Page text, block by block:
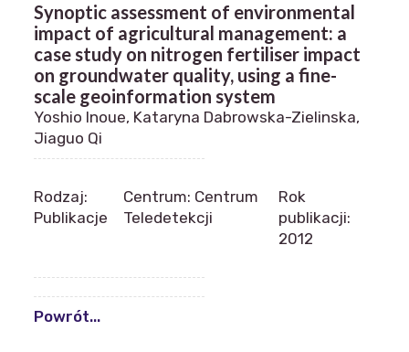
Synoptic assessment of environmental
impact of agricultural management: a
case study on nitrogen fertiliser impact
on groundwater quality, using a fine-
scale geoinformation system
Yoshio Inoue, Kataryna Dabrowska-Zielinska,
Jiaguo Qi
Rodzaj:
Publikacje
Centrum: Centrum
Teledetekcji
Rok
publikacji:
2012
Powrót...